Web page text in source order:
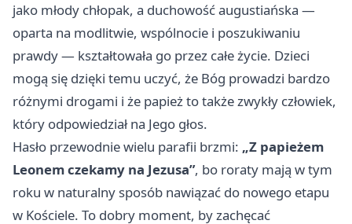
jako młody chłopak, a duchowość augustiańska —
oparta na modlitwie, wspólnocie i poszukiwaniu
prawdy — kształtowała go przez całe życie. Dzieci
mogą się dzięki temu uczyć, że Bóg prowadzi bardzo
różnymi drogami i że papież to także zwykły człowiek,
który odpowiedział na Jego głos.
Hasło przewodnie wielu parafii brzmi: „Z papieżem
Leonem czekamy na Jezusa”, bo roraty mają w tym
roku w naturalny sposób nawiązać do nowego etapu
w Kościele. To dobry moment, by zachęcać